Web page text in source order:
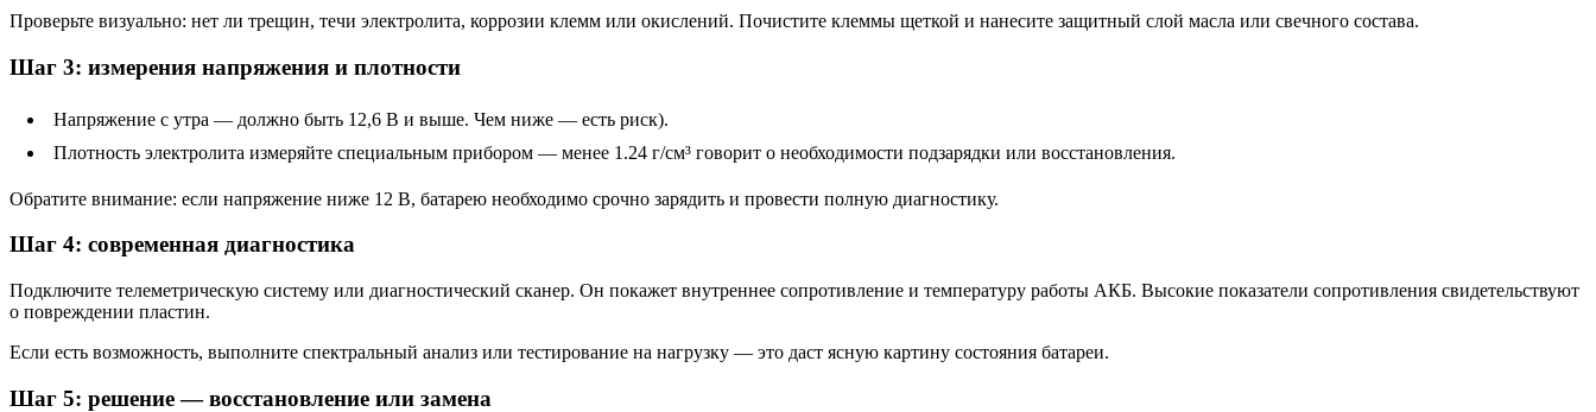
Проверьте визуально: нет ли трещин, течи электролита, коррозии клемм или окислений. Почистите клеммы щеткой и нанесите защитный слой масла или свечного состава.
Шаг 3: измерения напряжения и плотности
Напряжение с утра — должно быть 12,6 В и выше. Чем ниже — есть риск).
Плотность электролита измеряйте специальным прибором — менее 1.24 г/см³ говорит о необходимости подзарядки или восстановления.
Обратите внимание: если напряжение ниже 12 В, батарею необходимо срочно зарядить и провести полную диагностику.
Шаг 4: современная диагностика
Подключите телеметрическую систему или диагностический сканер. Он покажет внутреннее сопротивление и температуру работы АКБ. Высокие показатели сопротивления свидетельствуют
о повреждении пластин.
Если есть возможность, выполните спектральный анализ или тестирование на нагрузку — это даст ясную картину состояния батареи.
Шаг 5: решение — восстановление или замена